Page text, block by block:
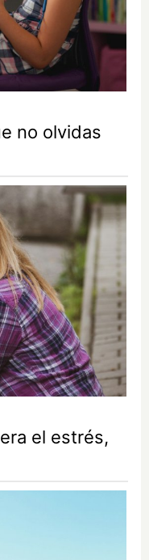
no olvidas
el estrés,